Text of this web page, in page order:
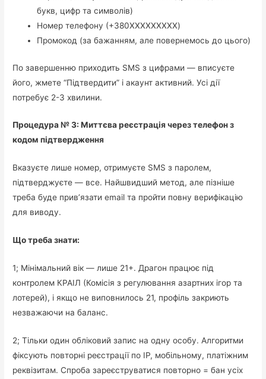
букв, цифр та символів)
Номер телефону (+380XXXXXXXXX)
Промокод (за бажанням, але повернемось до цього)
По завершенню приходить SMS з цифрами — вписуєте
його, жмете “Підтвердити” і акаунт активний. Усі дії
потребує 2-3 хвилини.
Процедура № 3: Миттєва реєстрація через телефон з
кодом підтвердження
Вказуєте лише номер, отримуєте SMS з паролем,
підтверджуєте — все. Найшвидший метод, але пізніше
треба буде прив’язати email та пройти повну верифікацію
для виводу.
Що треба знати:
1; Мінімальний вік — лише 21+. Драгон працює під
контролем КРАІЛ (Комісія з регулювання азартних ігор та
лотерей), і якщо не виповнилось 21, профіль закриють
незважаючи на баланс.
2; Тільки один обліковий запис на одну особу. Алгоритми
фіксують повторні реєстрації по IP, мобільному, платіжним
реквізитам. Спроба зареєструватися повторно = бан усіх